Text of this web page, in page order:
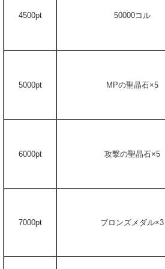
4500pt 50000コル
5000pt MPの聖晶石×5
6000pt 攻撃の聖晶石×5
7000pt ブロンズメダル×3